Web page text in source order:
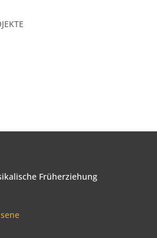
Früherziehung